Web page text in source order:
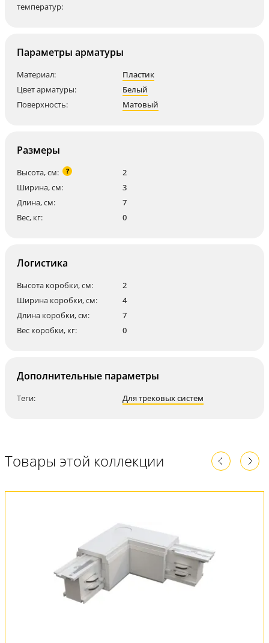
температур:
Параметры арматуры
Материал:
Пластик
Цвет арматуры:
Белый
Поверхность:
Матовый
Размеры
Высота, см: ?
2
Ширина, см:
3
Длина, см:
7
Вес, кг:
0
Логистика
Высота коробки, см:
2
Ширина коробки, см:
4
Длина коробки, см:
7
Вес коробки, кг:
0
Дополнительные параметры
Теги: Для трековых систем
Товары этой коллекции